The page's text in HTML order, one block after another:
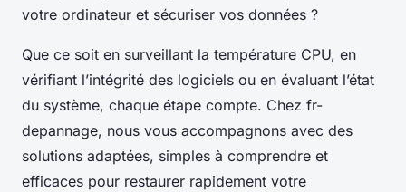
votre ordinateur et sécuriser vos données ?
Que ce soit en surveillant la température CPU, en
vérifiant l’intégrité des logiciels ou en évaluant l’état
du système, chaque étape compte. Chez fr-
depannage, nous vous accompagnons avec des
solutions adaptées, simples à comprendre et
efficaces pour restaurer rapidement votre